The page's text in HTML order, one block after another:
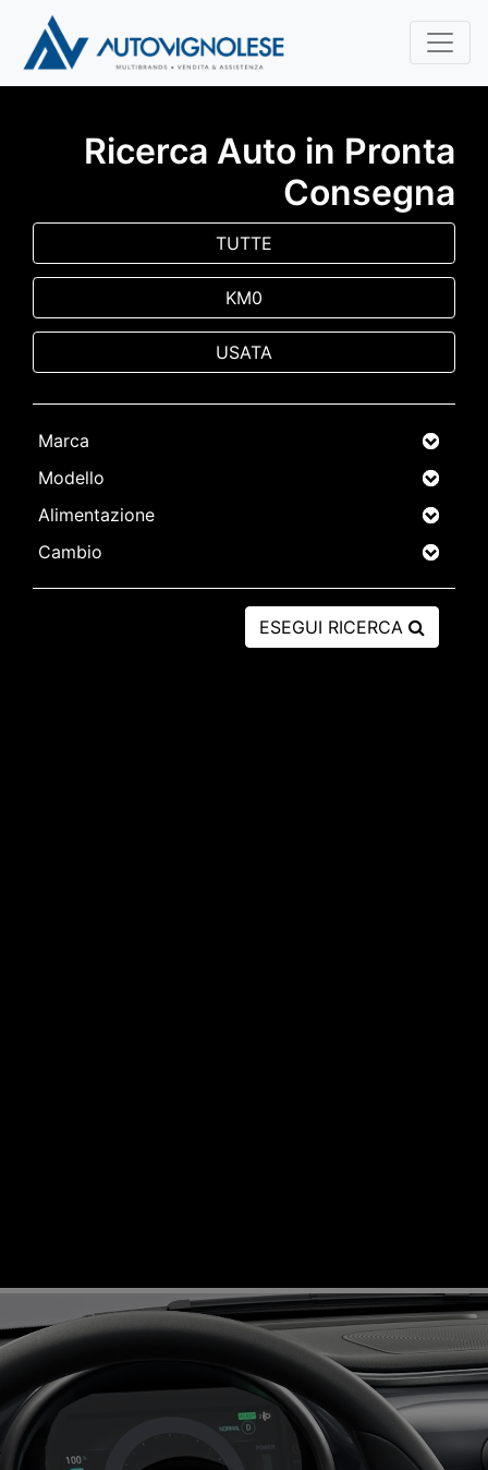
Ricerca Auto in Pronta
Consegna
TUTTE
KM0
USATA
ESEGUI RICERCA